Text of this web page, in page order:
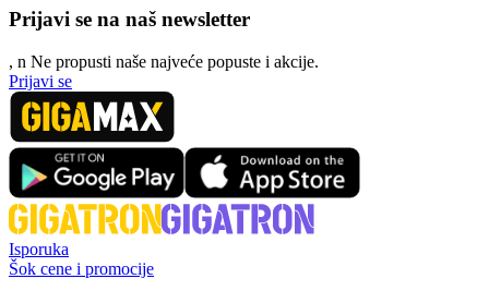
Prijavi se na naš newsletter
, n Ne propusti naše najveće popuste i akcije.
Prijavi se
Isporuka
Šok cene i promocije